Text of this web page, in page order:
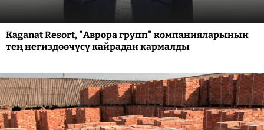
Kaganat Resort, "Аврора групп" компанияларынын
тең негиздөөчүсү кайрадан кармалды